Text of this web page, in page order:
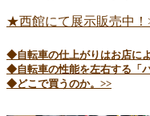
★西館にて展示販売中！
◆自転車の仕上がりはお店に
◆自転車の性能を左右する「
◆どこで買うのか。>>